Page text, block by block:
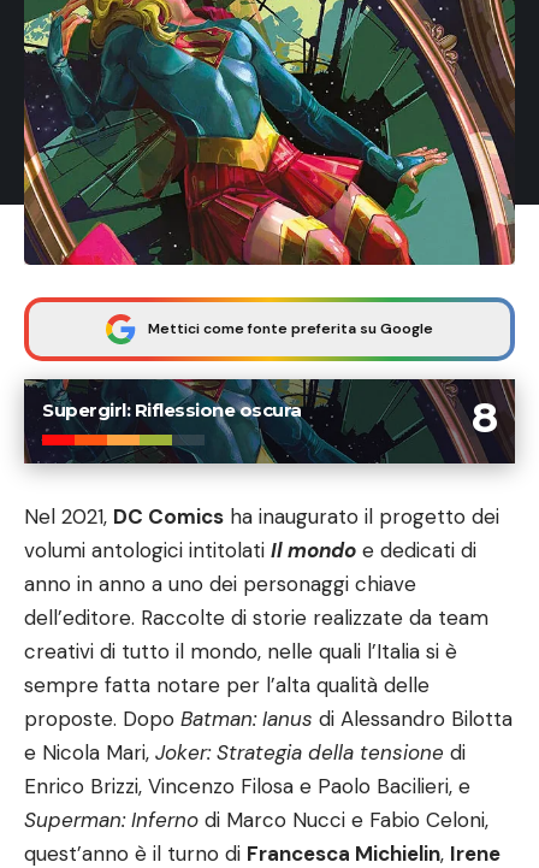
Mettici come fonte preferita su Google
8
Supergirl: Riflessione oscura
Nel 2021, DC Comics ha inaugurato il progetto dei
volumi antologici intitolati Il mondo e dedicati di
anno in anno a uno dei personaggi chiave
dell’editore. Raccolte di storie realizzate da team
creativi di tutto il mondo, nelle quali l’Italia si è
sempre fatta notare per l’alta qualità delle
proposte. Dopo Batman: Ianus di Alessandro Bilotta
e Nicola Mari, Joker: Strategia della tensione di
Enrico Brizzi, Vincenzo Filosa e Paolo Bacilieri, e
Superman: Inferno di Marco Nucci e Fabio Celoni,
quest’anno è il turno di Francesca Michielin, Irene